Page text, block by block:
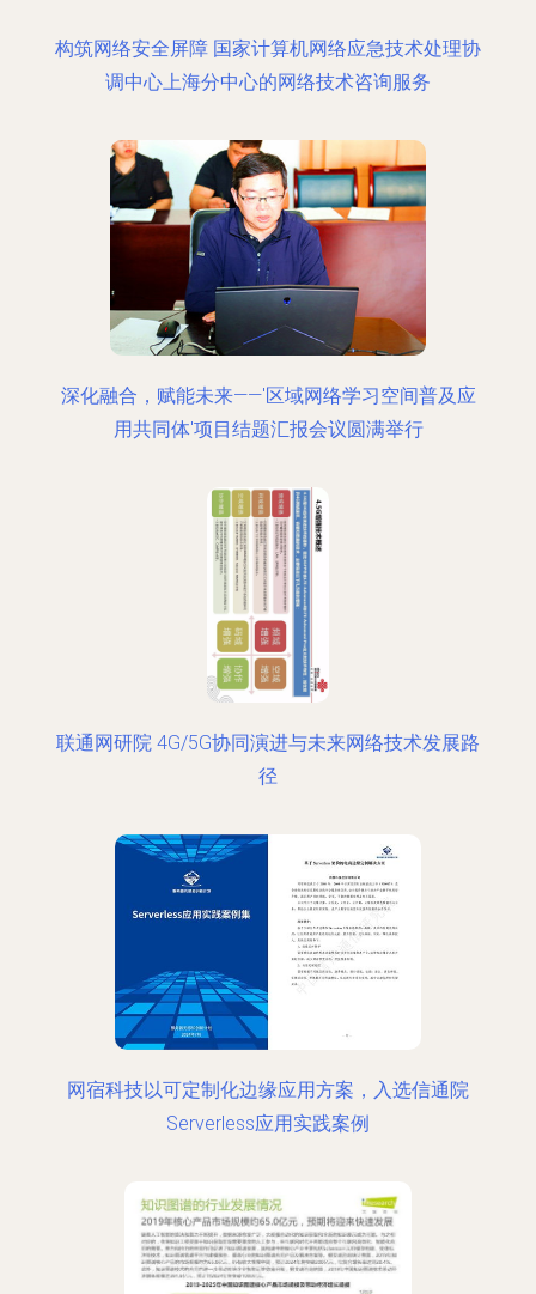
构筑网络安全屏障 国家计算机网络应急技术处理协
调中心上海分中心的网络技术咨询服务
深化融合，赋能未来——'区域网络学习空间普及应
用共同体'项目结题汇报会议圆满举行
联通网研院 4G/5G协同演进与未来网络技术发展路
径
网宿科技以可定制化边缘应用方案，入选信通院
Serverless应用实践案例